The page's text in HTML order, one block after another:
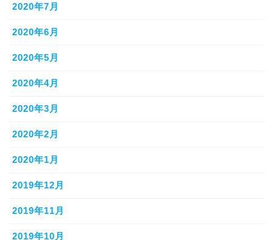
2020年7月
2020年6月
2020年5月
2020年4月
2020年3月
2020年2月
2020年1月
2019年12月
2019年11月
2019年10月